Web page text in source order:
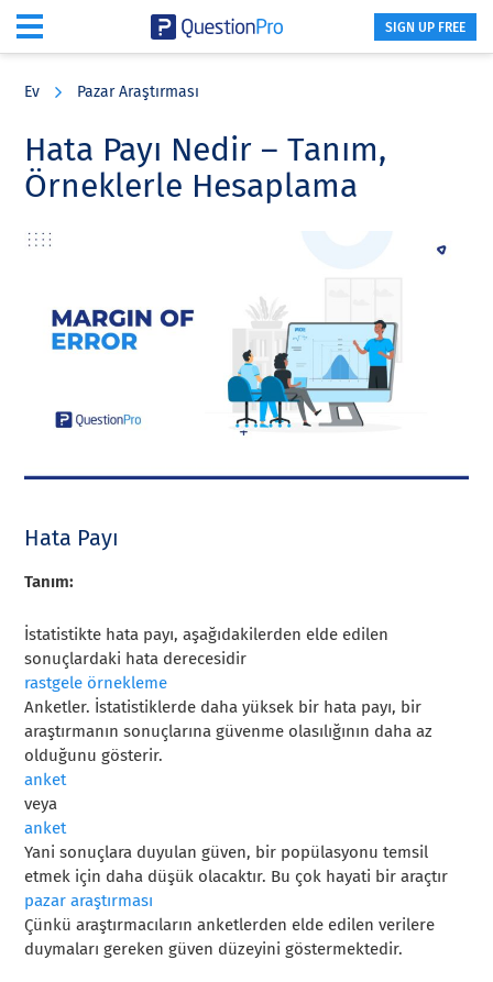
content
sidebar
SIGN UP FREE
Ev Pazar Araştırması
Hata Payı Nedir – Tanım,
Örneklerle Hesaplama
Hata Payı
Tanım:
İstatistikte hata payı, aşağıdakilerden elde edilen
sonuçlardaki hata derecesidir
rastgele örnekleme
Anketler. İstatistiklerde daha yüksek bir hata payı, bir
araştırmanın sonuçlarına güvenme olasılığının daha az
olduğunu gösterir.
anket
veya
anket
Yani sonuçlara duyulan güven, bir popülasyonu temsil
etmek için daha düşük olacaktır. Bu çok hayati bir araçtır
pazar araştırması
Çünkü araştırmacıların anketlerden elde edilen verilere
duymaları gereken güven düzeyini göstermektedir.